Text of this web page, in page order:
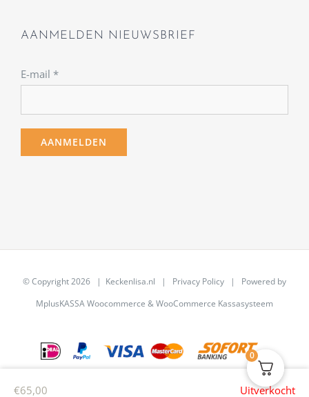
€65,00 Uitverkocht
AANMELDEN NIEUWSBRIEF
E-mail *
© Copyright2026 | Keckenlisa.nl | Privacy Policy | Powered by
MplusKASSA Woocommerce &WooCommerce Kassasysteem
0